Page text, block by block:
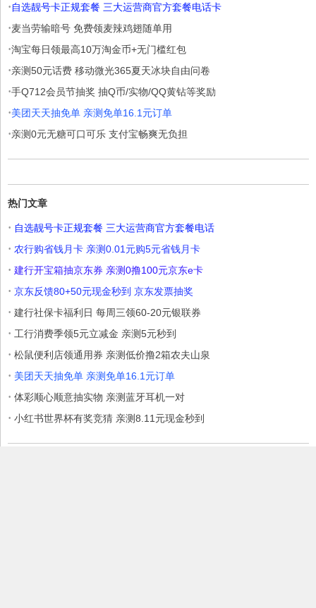
·自选靓号卡正规套餐 三大运营商官方套餐电话卡
·麦当劳输暗号 免费领麦辣鸡翅随单用
·淘宝每日领最高10万淘金币+无门槛红包
·亲测50元话费 移动微光365夏天冰块自由问卷
·手Q712会员节抽奖 抽Q币/实物/QQ黄钻等奖励
·美团天天抽免单 亲测免单16.1元订单
·亲测0元无糖可口可乐 支付宝畅爽无负担
热门文章
· 自选靓号卡正规套餐 三大运营商官方套餐电话
· 农行购省钱月卡 亲测0.01元购5元省钱月卡
· 建行开宝箱抽京东券 亲测0撸100元京东e卡
· 京东反馈80+50元现金秒到 京东发票抽奖
· 建行社保卡福利日 每周三领60-20元银联券
· 工行消费季领5元立减金 亲测5元秒到
· 松鼠便利店领通用券 亲测低价撸2箱农夫山泉
· 美团天天抽免单 亲测免单16.1元订单
· 体彩顺心顺意抽实物 亲测蓝牙耳机一对
· 小红书世界杯有奖竞猜 亲测8.11元现金秒到